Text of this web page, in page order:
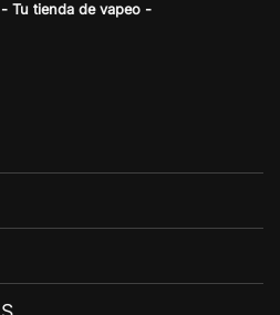
Tu tienda de vapeo -